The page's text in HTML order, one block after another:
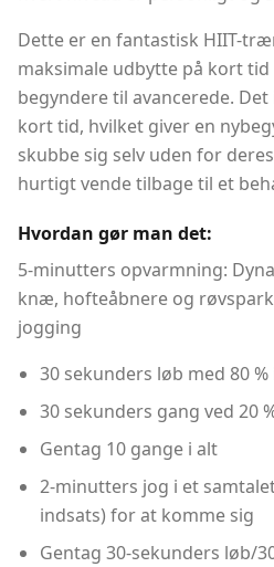
Dette er en fantastisk HIIT-
maksimale udbytte på kort
begyndere til avancerede.
kort tid, hvilket giver en
skubbe sig selv uden for
hurtigt vende tilbage til et
Hvordan gør man det:
5-minutters opvarmning:
knæ, hofteåbnere og
jogging
30 sekunders løb med 80
30 sekunders gang ved 20
Gentag 10 gange i alt
2-minutters jog i et
indsats) for at komme sig
Gentag 30-sekunders løb/